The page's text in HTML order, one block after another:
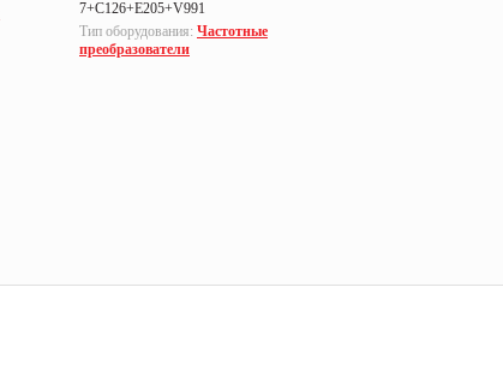
7+C126+E205+V991
Тип оборудования: Частотные
преобразователи